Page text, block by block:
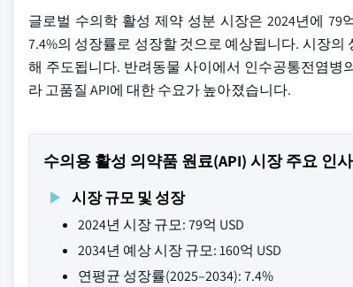
글로벌 수의학 활성 제약 성분 시장은 2024년에 79
7.4%의 성장률로 성장할 것으로 예상됩니다. 시장
해 주도됩니다. 반려동물 사이에서 인수공통전염
라 고품질 API에 대한 수요가 높아졌습니다.
수의용 활성 의약품 원료(API) 시장 주요 인
시장 규모 및 성장
2024년 시장 규모: 79억 USD
2034년 예상 시장 규모: 160억 USD
연평균 성장률(2025–2034): 7.4%